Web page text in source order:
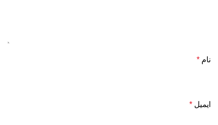
نام *
ایمیل *